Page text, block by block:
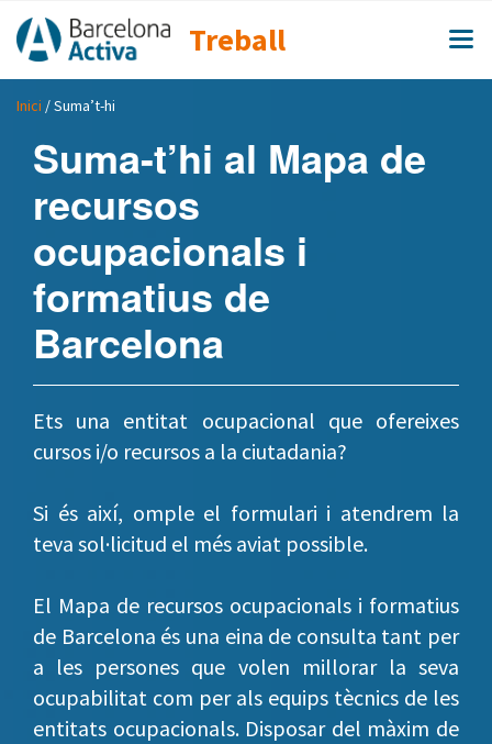
Treball
Inici / Suma’t-hi
Suma-t’hi al Mapa de
recursos
ocupacionals i
formatius de
Barcelona
Ets una entitat ocupacional que ofereixes
cursos i/o recursos a la ciutadania?
Si és així, omple el formulari i atendrem la
teva sol·licitud el més aviat possible.
El Mapa de recursos ocupacionals i formatius
de Barcelona és una eina de consulta tant per
a les persones que volen millorar la seva
ocupabilitat com per als equips tècnics de les
entitats ocupacionals. Disposar del màxim de